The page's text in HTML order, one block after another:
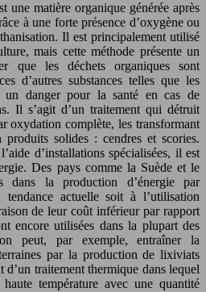
une matière organique générée après
à une forte présence d’oxygène ou
Il est principalement utilisé
mais cette méthode présente un
que les déchets organiques sont
d’autres substances telles que les
un danger pour la santé en cas de
Il s’agit d’un traitement qui détruit
oxydation complète, les transformant
solides : cendres et scories.
d’installations spécialisées, il est
Des pays comme la Suède et le
dans la production d’énergie par
actuelle soit à l’utilisation
de leur coût inférieur par rapport
encore utilisées dans la plupart des
peut, par exemple, entraîner la
par la production de lixiviats
d’un traitement thermique dans lequel
température avec une quantité